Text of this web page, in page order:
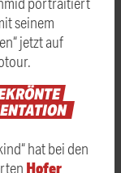
seinem
jetzt auf
hat bei den
Hofer